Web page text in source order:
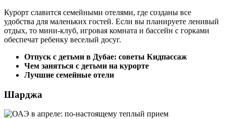
Курорт славится семейными отелями, где созданы все
удобства для маленьких гостей. Если вы планируете ленивый
отдых, то мини-клуб, игровая комната и бассейн с горками
обеспечат ребенку веселый досуг.
Отпуск с детьми в Дубае: советы Кидпассаж
Чем заняться с детьми на курорте
Лучшие семейные отели
Шарджа